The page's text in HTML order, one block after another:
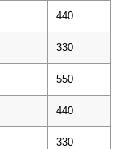
440
330
550
440
330